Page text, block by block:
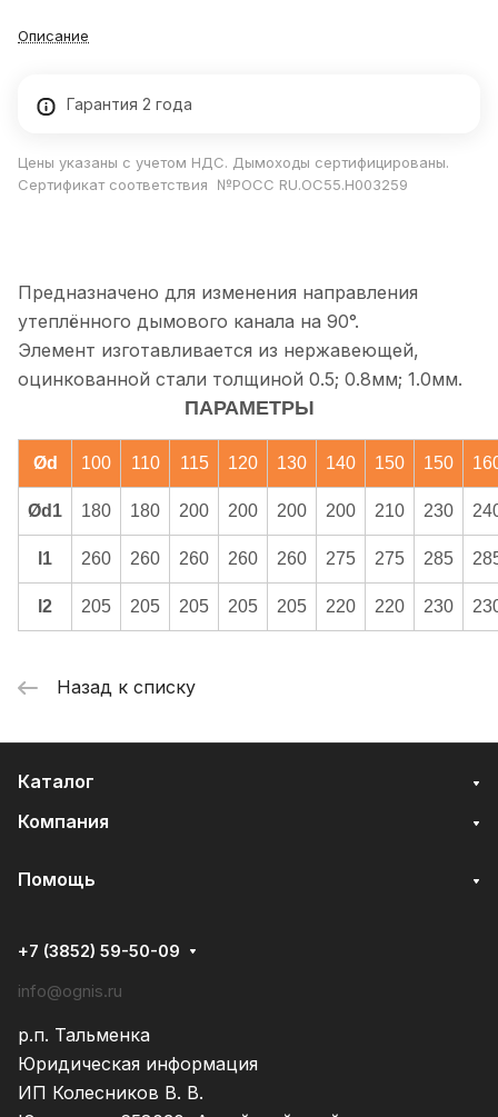
Описание
Гарантия 2 года
Цены указаны с учетом НДС. Дымоходы сертифицированы.
Сертификат соответствия №РОСС RU.ОС55.Н003259
Предназначено для изменения направления
утеплённого дымового канала на 90°.
Элемент изготавливается из нержавеющей,
оцинкованной стали толщиной 0.5; 0.8мм; 1.0мм.
ПАРАМЕТРЫ
Ød 100 110 115 120 130 140 150 150
Ød1 180 180 200 200 200 200 210 230
l1 260 260 260 260 260 275 275 285
l2 205 205 205 205 205 220 220 230
Назад к списку
Каталог
Компания
Помощь
+7 (3852) 59-50-09
info@ognis.ru
р.п. Тальменка
Юридическая информация
ИП Колесников В. В.